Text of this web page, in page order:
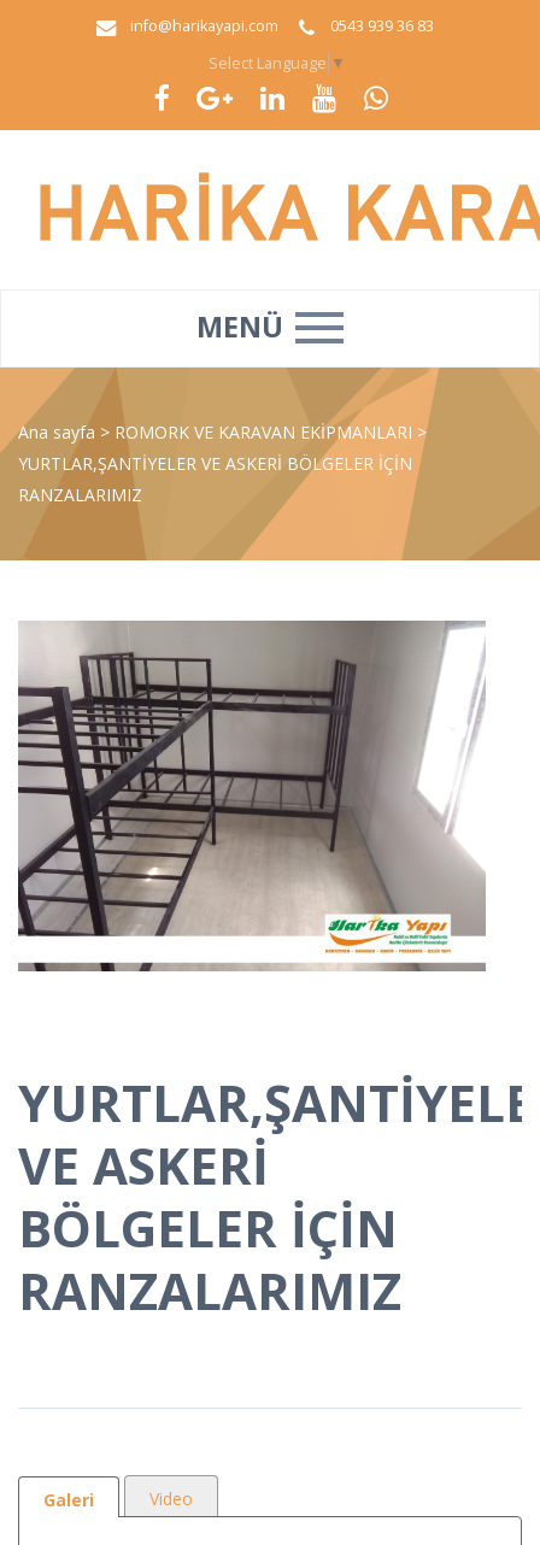
info@harikayapi.com
0543 939 36 83
Select Language ▼
MENÜ
Ana sayfa > ROMORK VE KARAVAN EKİPMANLARI >
YURTLAR,ŞANTİYELER VE ASKERİ BÖLGELER İÇİN
RANZALARIMIZ
VE ASKERİ
BÖLGELER İÇİN
RANZALARIMIZ
Galeri Video